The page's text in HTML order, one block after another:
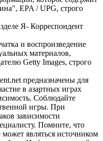
EPA / UPG, строго
Я- Корреспондент
и воспроизведение
материалов,
Getty Images, строго
предназначены для
в азартных играх
Соблюдайте
игры. При
зависимости
Помните, что
являться источником